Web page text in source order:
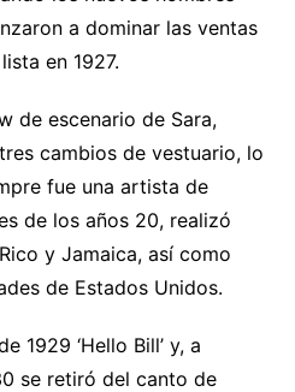
a dominar las ventas
en 1927.
de escenario de Sara,
cambios de vestuario, lo
fue una artista de
de los años 20, realizó
y Jamaica, así como
de Estados Unidos.
1929 ‘Hello Bill’ y, a
se retiró del canto de